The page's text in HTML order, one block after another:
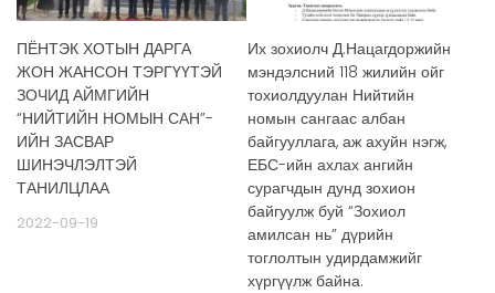
ПЁНТЭК ХОТЫН ДАРГА
ЖОН ЖАНСОН ТЭРГҮҮТЭЙ
ЗОЧИД АЙМГИЙН
“НИЙТИЙН НОМЫН САН”-
ИЙН ЗАСВАР
ШИНЭЧЛЭЛТЭЙ
ТАНИЛЦЛАА
2022-09-19
Их зохиолч Д.Нацагдоржийн
мэндэлсний 118 жилийн ойг
тохиолдуулан Нийтийн
номын сангаас албан
байгууллага, аж ахуйн нэгж,
ЕБС-ийн ахлах ангийн
сурагчдын дунд зохион
байгуулж буй “Зохиол
амилсан нь” дүрийн
тоглолтын удирдамжийг
хүргүүлж байна.